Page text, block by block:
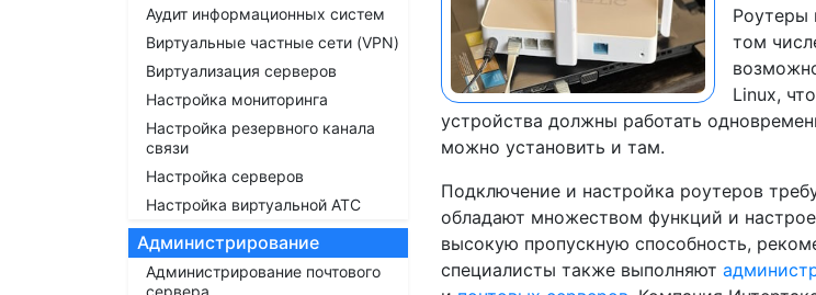
Аудит информационных систем
Виртуальные частные сети (VPN)
Виртуализация серверов
Настройка мониторинга
Настройка резервного канала
связи
Настройка серверов
Настройка виртуальной АТС
Администрирование
Администрирование почтового
сервера
Роутеры
том
Linux,
устройства должны работать
можно установить и там.
Подключение и настройка роутеров
обладают множеством функций и
высокую пропускную способность,
специалисты также выполняют